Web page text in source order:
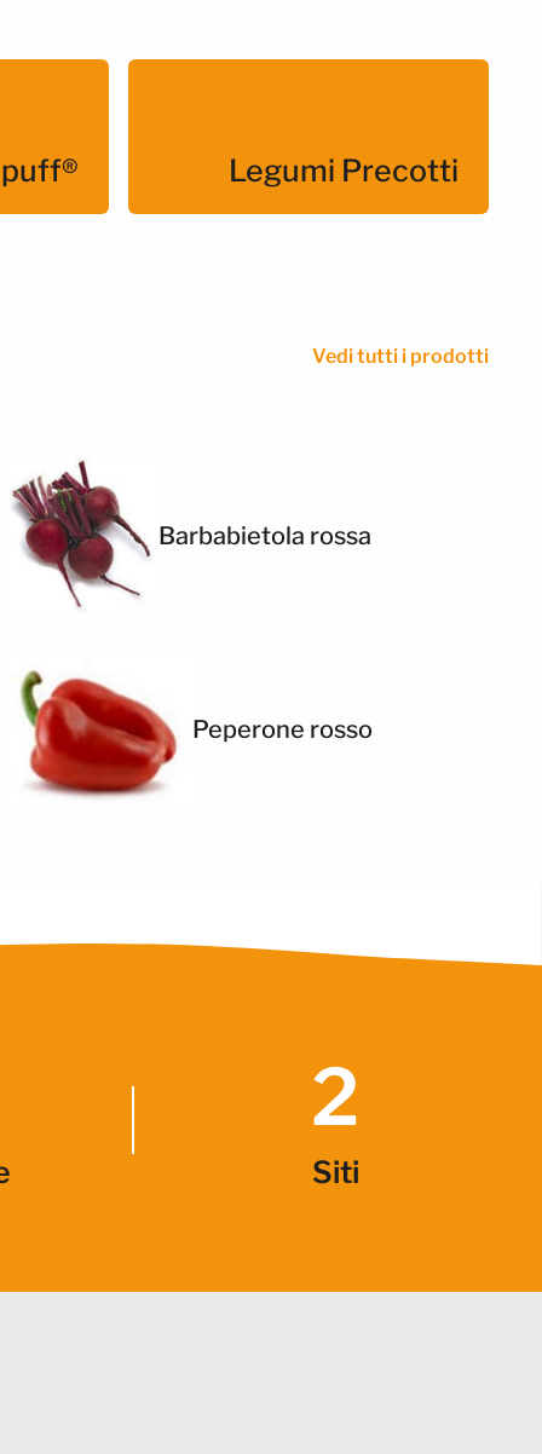
Legumi Precotti
Vedi tutti i prodotti
Barbabietola rossa
Peperone rosso
2
Siti